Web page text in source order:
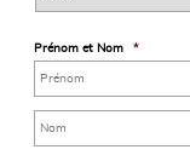
Prénom et Nom *